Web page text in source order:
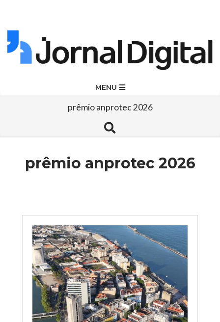
Skip
to
Jornal
Digital
MENU
prêmio anprotec 2026
Search
prêmio anprotec 2026